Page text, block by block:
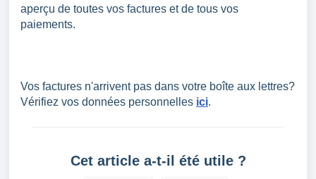
aperçu de toutes vos factures et de tous vos
paiements.
Vos factures n'arrivent pas dans votre boîte aux lettres?
Vérifiez vos données personnelles ici.
Cet article a-t-il été utile ?